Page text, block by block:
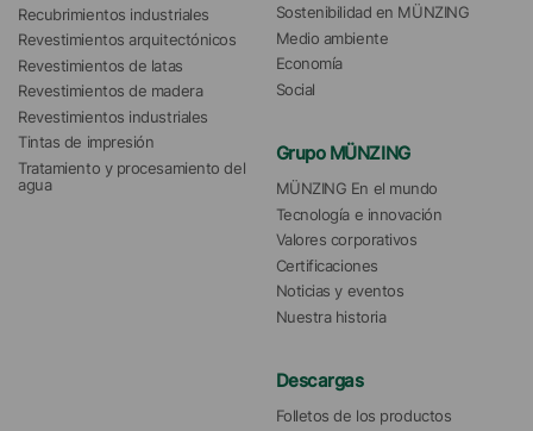
Recubrimientos industriales
Revestimientos arquitectónicos
Revestimientos de latas
Revestimientos de madera
Revestimientos industriales
Tintas de impresión
Tratamiento y procesamiento del
agua
Sostenibilidad en MÜNZING
Medio ambiente
Economía
Social
Grupo MÜNZING
MÜNZING En el mundo
Tecnología e innovación
Valores corporativos
Certificaciones
Noticias y eventos
Nuestra historia
Descargas
Folletos de los productos